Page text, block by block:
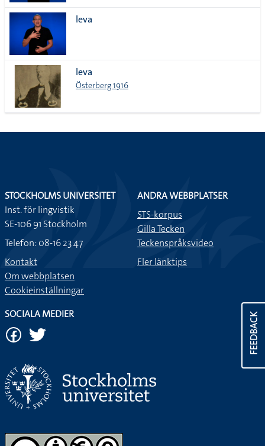
leva
leva
Österberg 1916
FEEDBACK
STOCKHOLMS UNIVERSITET
Inst. för lingvistik
SE-106 91 Stockholm
Telefon: 08-16 23 47
Kontakt
Om webbplatsen
Cookieinställningar
ANDRA WEBBPLATSER
STS-korpus
Gilla Tecken
Teckenspråksvideo
Fler länktips
SOCIALA MEDIER